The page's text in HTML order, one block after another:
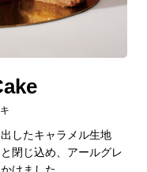
したキャラメル生地
閉じ込め、アールグレ